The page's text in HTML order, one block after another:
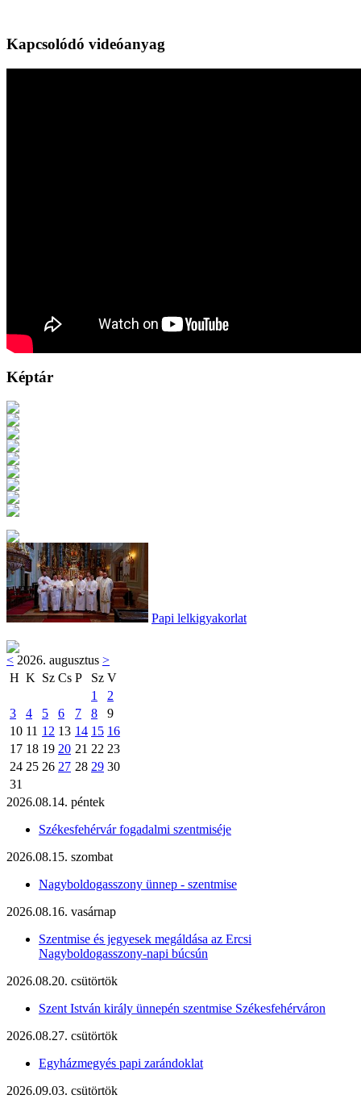
Kapcsolódó videóanyag
Képtár
Papi lelkigyakorlat
< 2026. augusztus >
H K Sz Cs P Sz V
1
2
3
4 5 6 7 8
9
10 11 12 13 14 15 16
17 18 19 20 21 22 23
24 25 26 27 28 29 30
31
2026.08.14. péntek
Székesfehérvár fogadalmi szentmiséje
2026.08.15. szombat
Nagyboldogasszony ünnep - szentmise
2026.08.16. vasárnap
Szentmise és jegyesek megáldása az Ercsi
Nagyboldogasszony-napi búcsún
2026.08.20. csütörtök
Szent István király ünnepén szentmise Székesfehérváron
2026.08.27. csütörtök
Egyházmegyés papi zarándoklat
2026.09.03. csütörtök